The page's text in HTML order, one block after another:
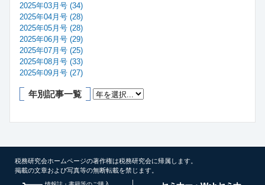
2025年03月号 (34)
2025年04月号 (28)
2025年05月号 (28)
2025年06月号 (29)
2025年07月号 (25)
2025年08月号 (33)
2025年09月号 (27)
年別記事一覧
税務研究会ホームページの著作権は税務研究会に帰属します。
掲載の文章および写真等の無断転載を禁じます。